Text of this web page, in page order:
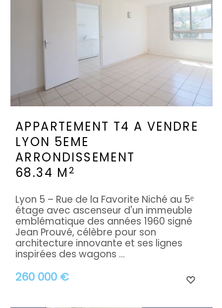
APPARTEMENT T4 A VENDRE
LYON 5EME
ARRONDISSEMENT
68.34 M 2
260 000 €
Lyon 5 – Rue de la Favorite Niché au 5ᵉ
étage avec ascenseur d'un immeuble
emblématique des années 1960 signé
Jean Prouvé, célèbre pour son
architecture innovante et ses lignes
inspirées des wagons ...